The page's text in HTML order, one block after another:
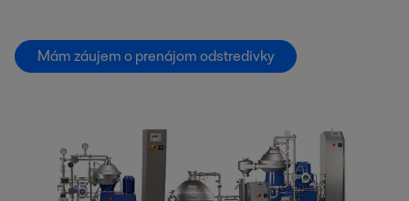
Mám záujem o prenájom odstredivky